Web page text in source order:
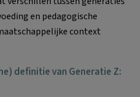
en pedagogische
context
definitie van Generatie Z: